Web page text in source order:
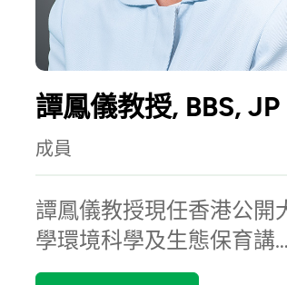
譚鳳儀教授, BBS, JP
成員
譚鳳儀教授現任香港公開
學環境科學及生態保育講座
教授及香港城市大學化學系